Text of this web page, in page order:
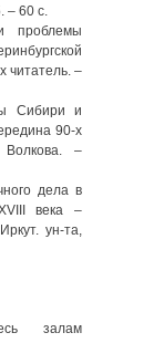
– 60 с.
читатель. –
Сибири и
90-х
–
дела в
века –
ун-та,
залам